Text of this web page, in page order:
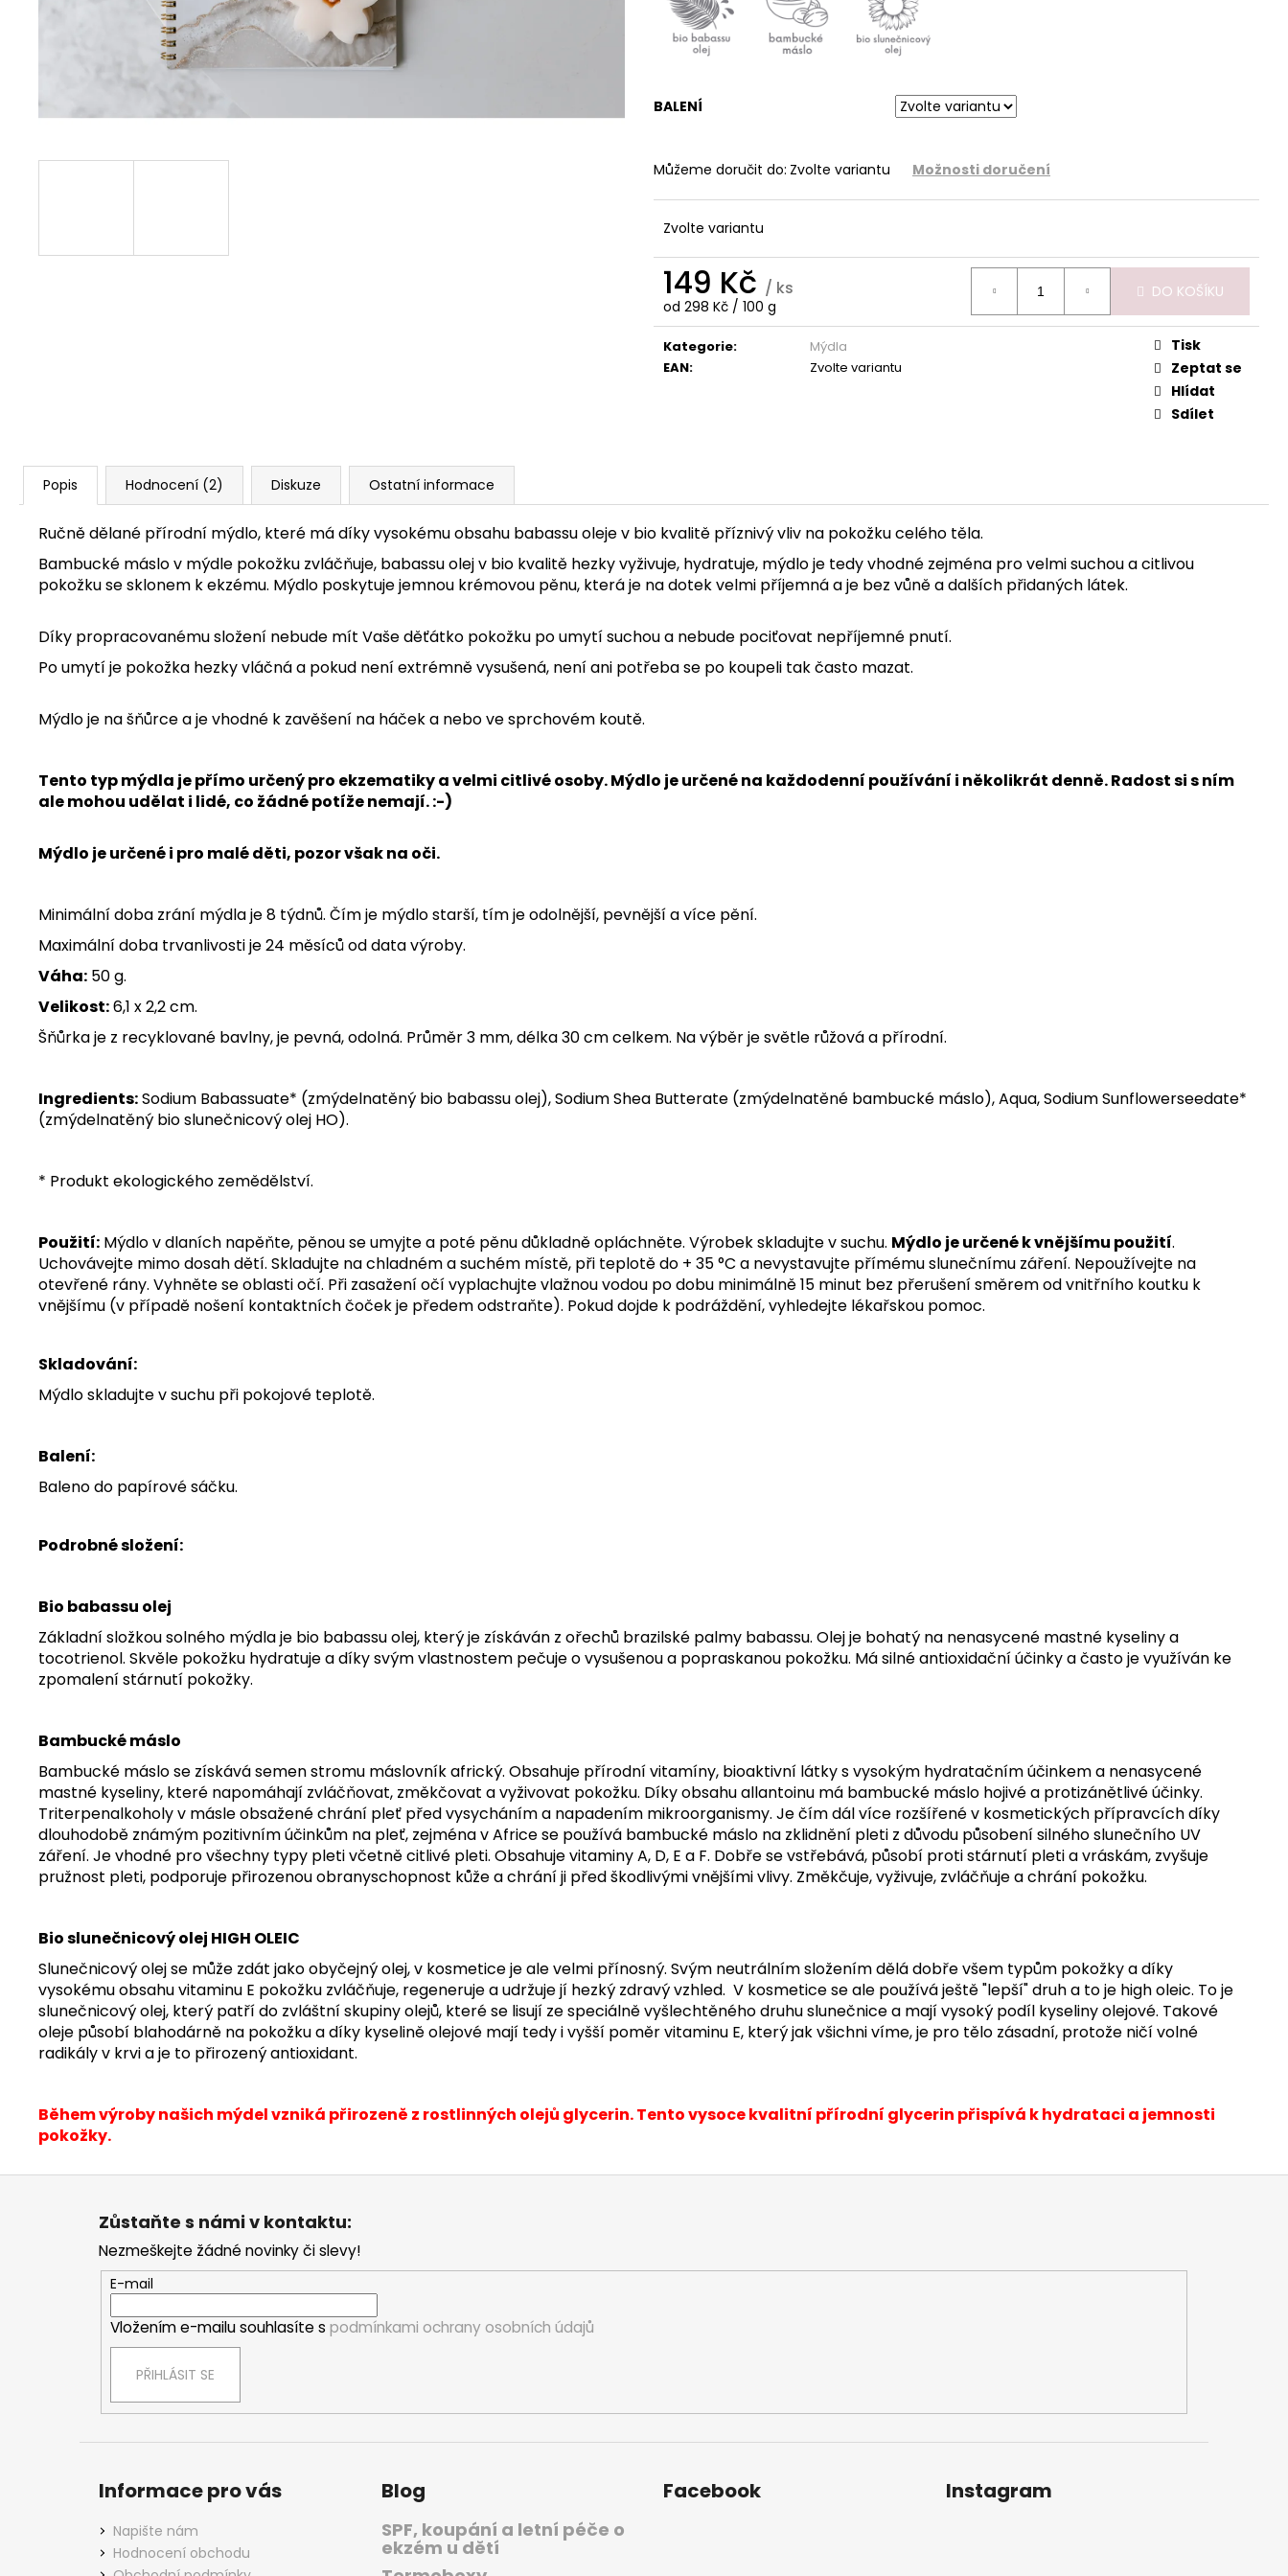
BALENÍ
Můžeme doručit do: Zvolte variantu Možnosti doručení
Zvolte variantu
149 Kč / ks
Měrná
cena:
od 298 Kč / 100 g
DO KOŠÍKU
Kategorie:
Mýdla
EAN: Zvolte variantu
Tisk
Zeptat se
Hlídat
Sdílet
Popis Hodnocení (2) Diskuze Ostatní informace
Ručně dělané přírodní mýdlo, které má díky vysokému obsahu babassu oleje v bio kvalitě příznivý vliv na pokožku celého těla.
Bambucké máslo v mýdle pokožku zvláčňuje, babassu olej v bio kvalitě hezky vyživuje, hydratuje, mýdlo je tedy vhodné zejména pro velmisuchou a citlivou
pokožku se sklonem k ekzému. Mýdlo poskytuje jemnou krémovou pěnu, která je na dotek velmi příjemná a je bez vůně a dalších přidaných látek.
Díky propracovanému složení nebude mít Vaše děťátko pokožku po umytí suchou a nebude pociťovat nepříjemné pnutí.
Po umytí je pokožka hezky vláčná a pokud není extrémně vysušená, není ani potřeba se po koupeli tak často mazat.
Mýdlo je na šňůrce a je vhodné k zavěšení na háček a nebo ve sprchovém koutě.
Tento typ mýdla je přímo určený pro ekzematiky a velmi citlivé osoby. Mýdlo je určené na každodenní používání i několikrát denně. Radostsi s ním
ale mohou udělat i lidé, co žádné potíže nemají. :-)
Mýdlo je určené i pro malé děti, pozor však na oči.
Minimální doba zrání mýdla je 8 týdnů. Čím je mýdlo starší, tím je odolnější, pevnější a více pění.
Maximální doba trvanlivosti je 24 měsíců od data výroby.
Váha: 50 g.
Velikost:6,1 x 2,2 cm.
Šňůrka je z recyklované bavlny, je pevná, odolná. Průměr 3 mm, délka 30 cm celkem. Na výběr je světle růžová a přírodní.
Ingredients:Sodium Babassuate* (zmýdelnatěný bio babassu olej), Sodium Shea Butterate (zmýdelnatěné bambucké máslo), Aqua, Sodium Sunflowerseedate*
(zmýdelnatěný bio slunečnicový olej HO).
* Produkt ekologického zemědělství.
Použití: Mýdlo v dlaních napěňte, pěnou se umyjte a poté pěnu důkladně opláchněte. Výrobek skladujte v suchu. Mýdlo je určené k vnějšímu použití.
Uchovávejte mimo dosah dětí. Skladujte na chladném a suchém místě, při teplotě do + 35 °C a nevystavujte přímému slunečnímu záření. Nepoužívejte na
otevřené rány. Vyhněte se oblasti očí. Při zasažení očí vyplachujte vlažnou vodou po dobu minimálně 15 minut bez přerušení směrem od vnitřního koutku k
vnějšímu (v případě nošení kontaktních čoček je předem odstraňte). Pokud dojde k podráždění, vyhledejte lékařskou pomoc.
Skladování:
Mýdlo skladujte v suchu při pokojové teplotě.
Balení:
Baleno do papírové sáčku.
Podrobné složení:
Bio babassu olej
Základní složkou solného mýdla je bio babassu olej, který je získáván z ořechů brazilské palmy babassu. Olej je bohatý na nenasycené mastné kyseliny a
tocotrienol. Skvěle pokožku hydratuje a díky svým vlastnostem pečuje o vysušenou a popraskanou pokožku. Má silné antioxidační účinky a často je využíván ke
zpomalení stárnutí pokožky.
Bambucké máslo
Bambucké máslo se získává semen stromu máslovník africký. Obsahuje přírodní vitamíny, bioaktivní látky s vysokým hydratačním účinkem a nenasycené
mastné kyseliny, které napomáhají zvláčňovat, změkčovat a vyživovat pokožku. Díky obsahu allantoinu má bambucké máslo hojivé a protizánětlivé účinky.
Triterpenalkoholy v másle obsažené chrání pleť před vysycháním a napadením mikroorganismy. Je čím dál více rozšířené v kosmetických přípravcích díky
dlouhodobě známým pozitivním účinkům na pleť, zejména v Africe se používá bambucké máslo na zklidnění pleti z důvodu působení silného slunečního UV
záření. Je vhodné pro všechny typy pleti včetně citlivé pleti. Obsahuje vitaminy A, D, E a F. Dobře se vstřebává, působí proti stárnutí pleti a vráskám, zvyšuje
pružnost pleti, podporuje přirozenou obranyschopnost kůže a chrání ji před škodlivými vnějšími vlivy. Změkčuje, vyživuje, zvláčňuje a chrání pokožku.
Bio slunečnicový olej HIGH OLEIC
Slunečnicový olej se může zdát jako obyčejný olej, v kosmetice je ale velmi přínosný. Svým neutrálním složením dělá dobře všem typům pokožky a díky
vysokému obsahu vitaminu E pokožku zvláčňuje, regeneruje a udržuje jí hezký zdravý vzhled. V kosmetice se ale používá ještě "lepší" druh a to je high oleic. To je
slunečnicový olej, který patří do zvláštní skupiny olejů, které se lisují ze speciálně vyšlechtěného druhu slunečnice a mají vysoký podíl kyseliny olejové. Takové
oleje působí blahodárně na pokožku a díky kyselině olejové mají tedy i vyšší poměr vitaminu E, který jak všichni víme, je pro tělo zásadní, protože ničí volné
radikály v krvi a je to přirozený antioxidant.
Během výroby našich mýdel vzniká přirozeně z rostlinných olejů glycerin. Tento vysoce kvalitní přírodní glycerin přispívá k hydrataci a jemnosti
pokožky.
SKLONEM K EKZÉMU S PANTHENOLEM
CITLIVOU POKOŽKU
109 Kč
Z
Zůstaňte s námi v kontaktu:
Nezmeškejte žádné novinky či slevy!
E-mail
Vložením e-mailu souhlasíte s podmínkami ochrany osobních údajů
PŘIHLÁSIT SE
Informace pro vás
Napište nám
Hodnocení obchodu
Blog
SPF, koupání a letní péče o
ekzém u dětí
Facebook Instagram